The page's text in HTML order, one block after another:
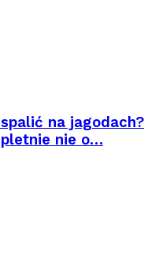
na jagodach?
nie o…